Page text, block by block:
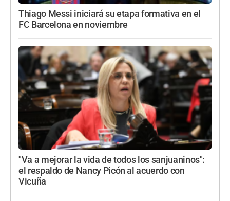
Thiago Messi iniciará su etapa formativa en el
FC Barcelona en noviembre
"Va a mejorar la vida de todos los sanjuaninos":
el respaldo de Nancy Picón al acuerdo con
Vicuña